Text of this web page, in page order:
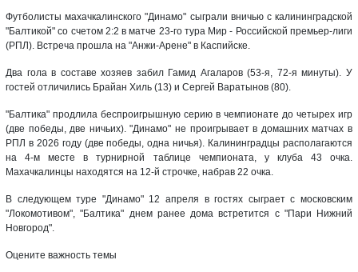
Футболисты махачкалинского "Динамо" сыграли вничью с калининградской
"Балтикой" со счетом 2:2 в матче 23-го тура Мир - Российской премьер-лиги
(РПЛ). Встреча прошла на "Анжи-Арене" в Каспийске.
Два гола в составе хозяев забил Гамид Агаларов (53-я, 72-я минуты). У
гостей отличились Брайан Хиль (13) и Сергей Варатынов (80).
"Балтика" продлила беспроигрышную серию в чемпионате до четырех игр
(две победы, две ничьих). "Динамо" не проигрывает в домашних матчах в
РПЛ в 2026 году (две победы, одна ничья). Калининградцы располагаются
на 4-м месте в турнирной таблице чемпионата, у клуба 43 очка.
Махачкалинцы находятся на 12-й строчке, набрав 22 очка.
В следующем туре "Динамо" 12 апреля в гостях сыграет с московским
"Локомотивом", "Балтика" днем ранее дома встретится с "Пари Нижний
Новгород".
Оцените важность темы